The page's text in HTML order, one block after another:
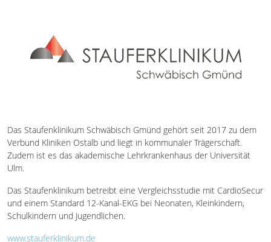
Das Staufenklinikum Schwäbisch Gmünd gehört seit 2017 zu dem
Verbund Kliniken Ostalb und liegt in kommunaler Trägerschaft.
Zudem ist es das akademische Lehrkrankenhaus der Universität
Ulm.
Das Staufenklinikum betreibt eine Vergleichsstudie mit CardioSecur
und einem Standard 12-Kanal-EKG bei Neonaten, Kleinkindern,
Schulkindern und Jugendlichen.
www.stauferklinikum.de